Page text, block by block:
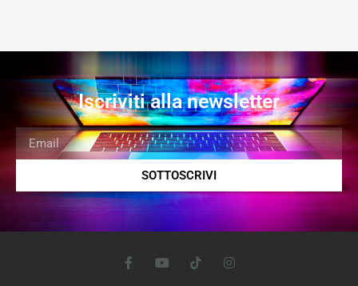
Iscriviti alla newsletter
SOTTOSCRIVI